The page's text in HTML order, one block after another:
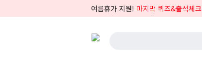
여름휴가 지원! 마지막 퀴즈&출석체크